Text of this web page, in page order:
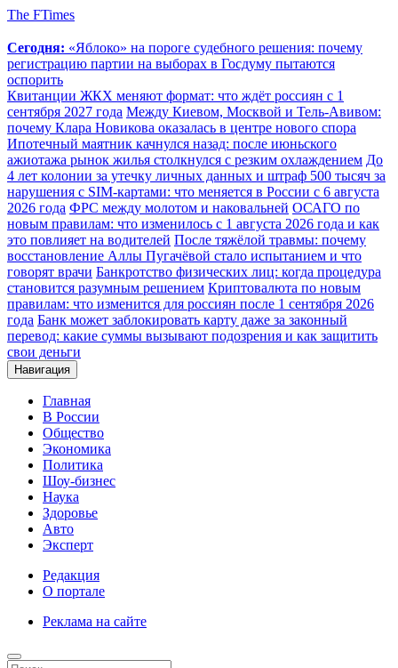
The FTimes
Сегодня: «Яблоко» на пороге судебного решения: почему
регистрацию партии на выборах в Госдуму пытаются
оспорить
Квитанции ЖКХ меняют формат: что ждёт россиян с 1
сентября 2027 года Между Киевом, Москвой и Тель-Авивом:
почему Клара Новикова оказалась в центре нового спора
Ипотечный маятник качнулся назад: после июньского
ажиотажа рынок жилья столкнулся с резким охлаждением До
4 лет колонии за утечку личных данных и штраф 500 тысяч за
нарушения с SIM-картами: что меняется в России с 6 августа
2026 года ФРС между молотом и наковальней ОСАГО по
новым правилам: что изменилось с 1 августа 2026 года и как
это повлияет на водителей После тяжёлой травмы: почему
восстановление Аллы Пугачёвой стало испытанием и что
говорят врачи Банкротство физических лиц: когда процедура
становится разумным решением Криптовалюта по новым
правилам: что изменится для россиян после 1 сентября 2026
года Банк может заблокировать карту даже за законный
перевод: какие суммы вызывают подозрения и как защитить
свои деньги
Навигация
Главная
В России
Общество
Экономика
Политика
Шоу-бизнес
Наука
Здоровье
Авто
Эксперт
Редакция
О портале
Реклама на сайте